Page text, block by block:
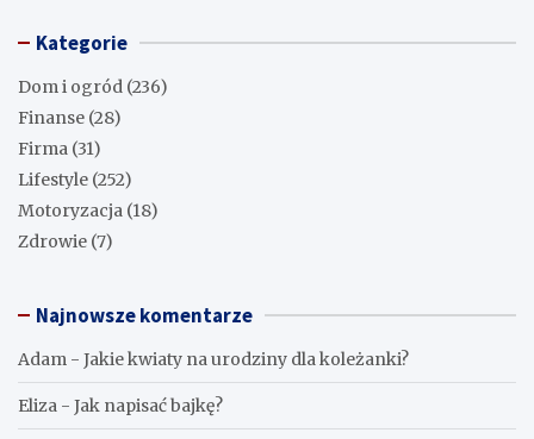
Kategorie
Dom i ogród (236)
Finanse (28)
Firma (31)
Lifestyle (252)
Motoryzacja (18)
Zdrowie (7)
Najnowsze komentarze
Adam - Jakie kwiaty na urodziny dla koleżanki?
Eliza - Jak napisać bajkę?